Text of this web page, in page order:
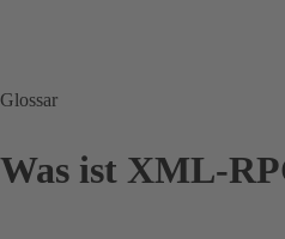
Glossar
Was ist XML-